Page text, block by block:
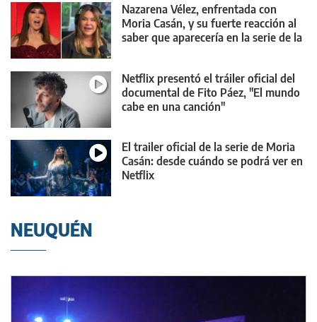
Nazarena Vélez, enfrentada con
Moria Casán, y su fuerte reacción al
saber que aparecería en la serie de la
Netflix presentó el tráiler oficial del
documental de Fito Páez, "El mundo
cabe en una canción"
El trailer oficial de la serie de Moria
Casán: desde cuándo se podrá ver en
Netflix
NEUQUÉN